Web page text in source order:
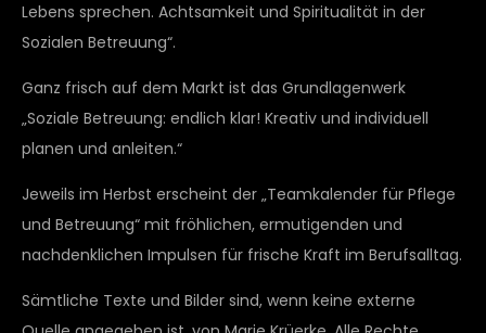
Lebens sprechen. Achtsamkeit und Spiritualität in der
Sozialen Betreuung“.
Ganz frisch auf dem Markt ist das Grundlagenwerk
„Soziale Betreuung: endlich klar! Kreativ und individuell
planen und anleiten.“
Jeweils im Herbst erscheint der „Teamkalender für Pflege
und Betreuung“ mit fröhlichen, ermutigenden und
nachdenklichen Impulsen für frische Kraft im Berufsalltag.
Sämtliche Texte und Bilder sind, wenn keine externe